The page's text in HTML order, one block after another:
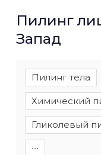
Пилинг
Запад
Пилинг тела
Химический
Гликолевый
∙∙∙